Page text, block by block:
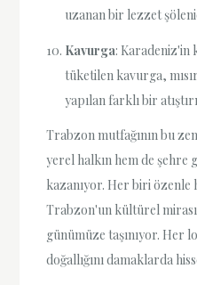
uzanan bir lezzet
Kavurga: Karadeniz'in
tüketilen kavurga,
yapılan farklı bir
Trabzon mutfağının bu
yerel halkın hem de şehre
kazanıyor. Her biri
Trabzon'un kültürel
günümüze taşınıyor. Her
doğallığını damaklarda